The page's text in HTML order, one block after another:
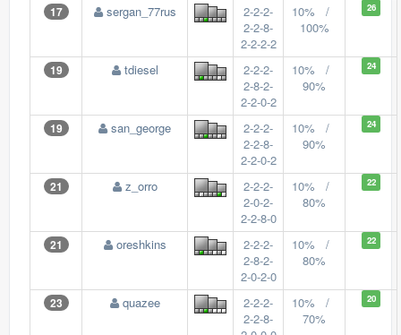
17 sergan_77rus
2-2-2-
2-2-8-
2-2-2-2
10% /
100%
26
19 tdiesel
2-2-2-
2-8-2-
2-2-0-2
10% /
90%
24
19 san_george
2-2-2-
2-2-8-
2-2-0-2
10% /
90%
24
21 z_orro
2-2-2-
2-0-2-
2-2-8-0
10% /
80%
22
21 oreshkins
2-2-2-
2-8-2-
2-0-2-0
10% /
80%
22
23 quazee
2-2-2-
2-2-8-
10% /
70%
20